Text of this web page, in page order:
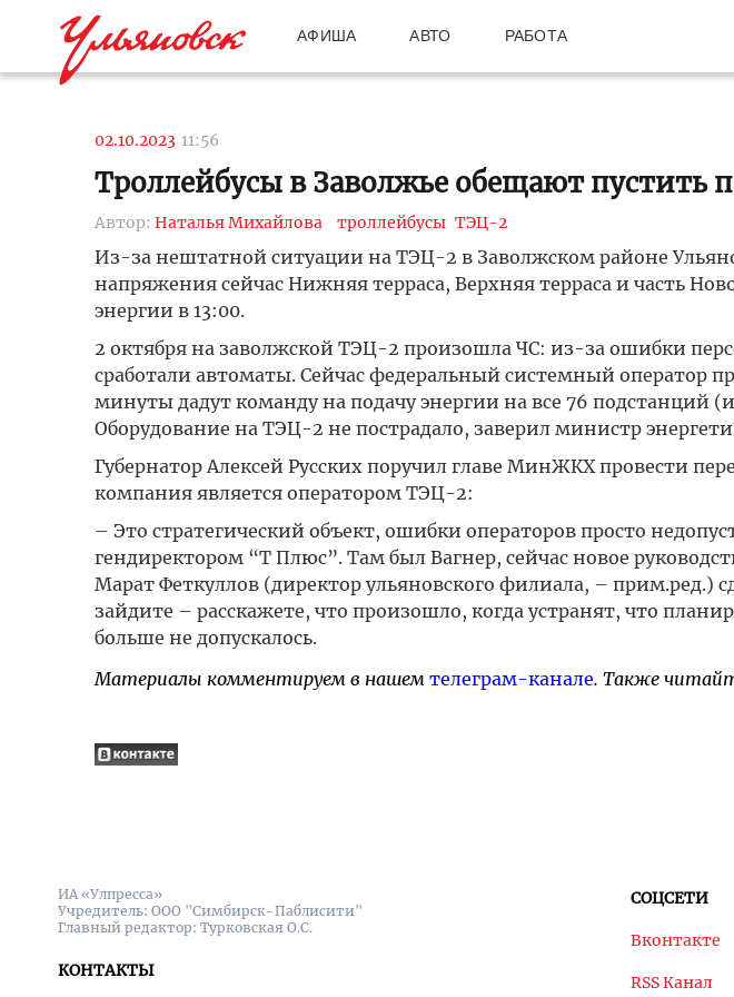
АФИША АВТО РАБОТА
02.10.2023 11:56
Троллейбусы в Заволжье обещают пустить
Автор: Наталья Михайлова троллейбусы ТЭЦ-2
Из-за нештатной ситуации на ТЭЦ-2 в Заволжском районе
напряжения сейчас Нижняя терраса, Верхняя терраса и часть
энергии в 13:00.
2 октября на заволжской ТЭЦ-2 произошла ЧС: из-за ошибки
сработали автоматы. Сейчас федеральный системный оператор
минуты дадут команду на подачу энергии на все 76 подстанций
Оборудование на ТЭЦ-2 не пострадало, заверил министр
Губернатор Алексей Русских поручил главе МинЖКХ провести
компания является оператором ТЭЦ-2:
– Это стратегический объект, ошибки операторов просто
гендиректором “Т Плюс”. Там был Вагнер, сейчас новое
Марат Феткуллов (директор ульяновского филиала, – прим.ред.)
зайдите – расскажете, что произошло, когда устранят, что
больше не допускалось.
Материалы комментируем в нашем телеграм-канале. Также
ИА «Улпресса»
Учредитель: ООО "Симбирск-Паблисити"
Главный редактор: Турковская О.С.
КОНТАКТЫ
СОЦСЕТИ
Вконтакте
RSS Канал